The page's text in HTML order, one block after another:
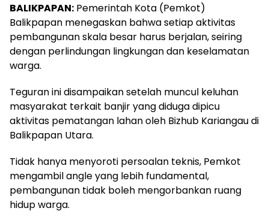
BALIKPAPAN: Pemerintah Kota (Pemkot)
Balikpapan menegaskan bahwa setiap aktivitas
pembangunan skala besar harus berjalan, seiring
dengan perlindungan lingkungan dan keselamatan
warga.
Teguran ini disampaikan setelah muncul keluhan
masyarakat terkait banjir yang diduga dipicu
aktivitas pematangan lahan oleh Bizhub Kariangau di
Balikpapan Utara.
Tidak hanya menyoroti persoalan teknis, Pemkot
mengambil angle yang lebih fundamental,
pembangunan tidak boleh mengorbankan ruang
hidup warga.